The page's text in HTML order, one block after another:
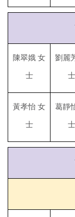
陳翠娥 女
士
劉麗
士
黃孝怡 女
士
葛靜
士